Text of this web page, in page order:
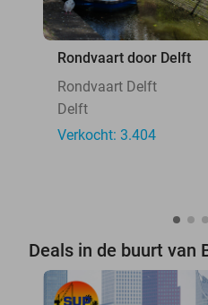
Rondvaart door Delft
Rondvaart Delft
Delft
Verkocht: 3.404
Deals in de buurt van